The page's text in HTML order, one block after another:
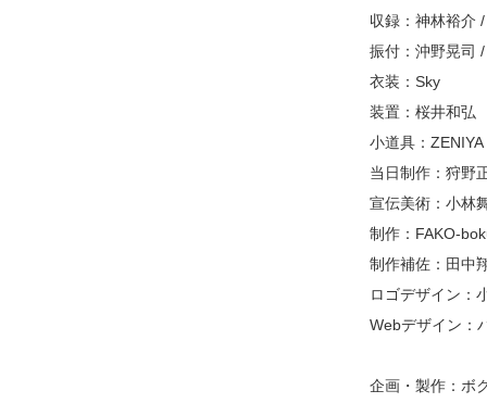
収録：神林裕介
振付：沖野晃司
衣装：Sky
装置：桜井和弘
小道具：ZENIYA
当日制作：狩野
宣伝美術：小林
制作：FAKO-
制作補佐：田中
ロゴデザイン：
Webデザイン：
企画・製作：ボ